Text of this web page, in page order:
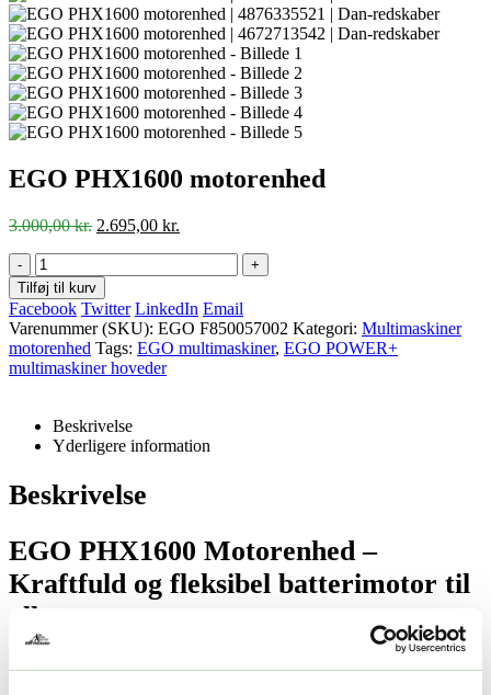
EGO PHX1600 motorenhed
3.000,00kr. Den
var:
3.000,00 kr..
2.695,00 kr.
2.695,00 kr..
-
+
Tilføj til kurv
Facebook Twitter LinkedIn Email
Varenummer (SKU): EGO F850057002 Kategori: Multimaskiner
motorenhed Tags: EGO multimaskiner, EGO POWER+
multimaskiner hoveder
Beskrivelse
Yderligere information
Beskrivelse
EGO PHX1600 Motorenhed –
Kraftfuld og fleksibel batterimotor til
alle opgaver
Opdag den alsidige og robusteEGO PHX1600 motorenhed,